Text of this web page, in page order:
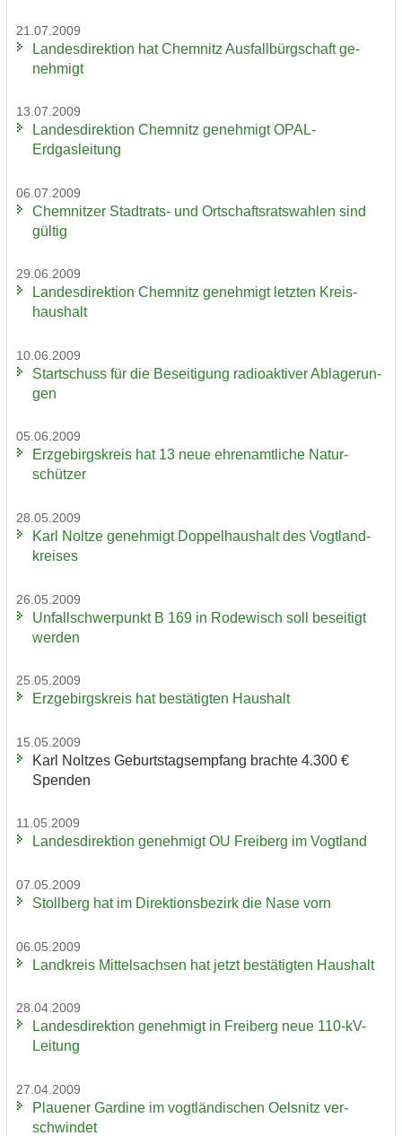
21.07.2009
Lan­des­di­rek­ti­on hat Chem­nitz Aus­fall­bürg­schaft ge­
neh­migt
13.07.2009
Lan­des­di­rek­ti­on Chem­nitz ge­neh­migt OPAL-​
Erdgasleitung
06.07.2009
Chem­nit­zer Stadtrats-​ und Ort­schafts­rats­wah­len sind
gül­tig
29.06.2009
Lan­des­di­rek­ti­on Chem­nitz ge­neh­migt letz­ten Kreis­
haus­halt
10.06.2009
Start­schuss für die Be­sei­ti­gung ra­dio­ak­ti­ver Ab­la­ge­run­
gen
05.06.2009
Erz­ge­birgs­kreis hat 13 neue eh­ren­amt­li­che Na­tur­
schüt­zer
28.05.2009
Karl Nolt­ze ge­neh­migt Dop­pel­haus­halt des Vogt­land­
krei­ses
26.05.2009
Un­fall­schwer­punkt B 169 in Ro­de­wisch soll be­sei­tigt
wer­den
25.05.2009
Erz­ge­birgs­kreis hat be­stä­tig­ten Haus­halt
15.05.2009
Karl Nolt­zes Ge­burts­tags­emp­fang brach­te 4.300 €
Spen­den
11.05.2009
Lan­des­di­rek­ti­on ge­neh­migt OU Frei­berg im Vogt­land
07.05.2009
Stoll­berg hat im Di­rek­ti­ons­be­zirk die Nase vorn
06.05.2009
Land­kreis Mit­tel­sach­sen hat jetzt be­stä­tig­ten Haus­halt
28.04.2009
Lan­des­di­rek­ti­on ge­neh­migt in Frei­berg neue 110-​kV-
Leitung
27.04.2009
Plaue­ner Gar­di­ne im vogt­län­di­schen Oels­nitz ver­
schwin­det